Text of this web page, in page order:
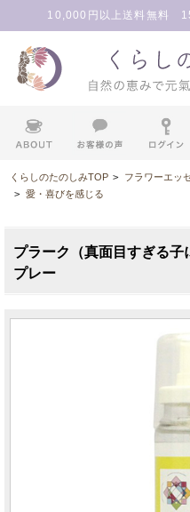
10,000円以上送料無料
くらしのたのしみTOP > フラワーエッ
> 愛・喜びを感じる
プラーク（真面目すぎる
プレー